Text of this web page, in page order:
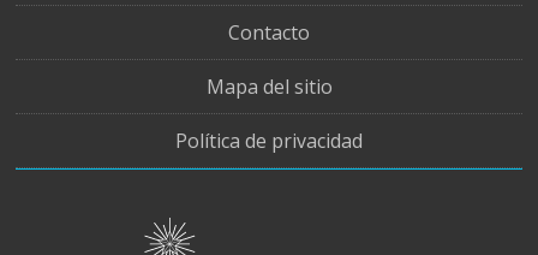
Contacto
Mapa del sitio
Política de privacidad